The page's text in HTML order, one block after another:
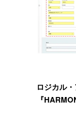
ロジカル
『